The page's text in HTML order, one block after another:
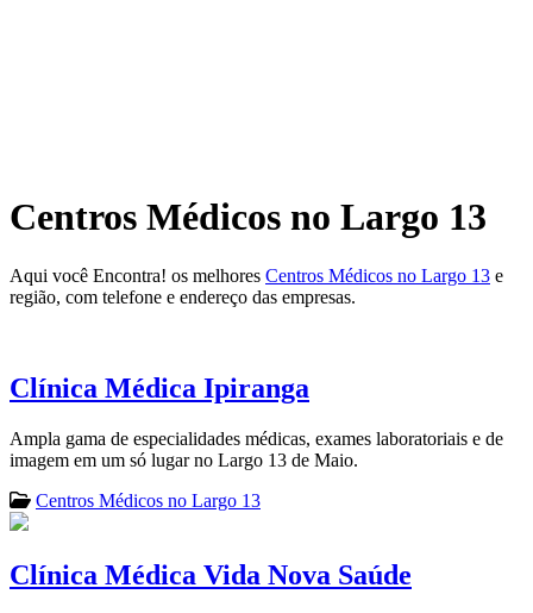
Centros Médicos no Largo 13
Aqui você Encontra! os melhores Centros Médicos no Largo 13 e
região, com telefone e endereço das empresas.
Clínica Médica Ipiranga
Ampla gama de especialidades médicas, exames laboratoriais e de
imagem em um só lugar no Largo 13 de Maio.
Centros Médicos no Largo 13
Clínica Médica Vida Nova Saúde